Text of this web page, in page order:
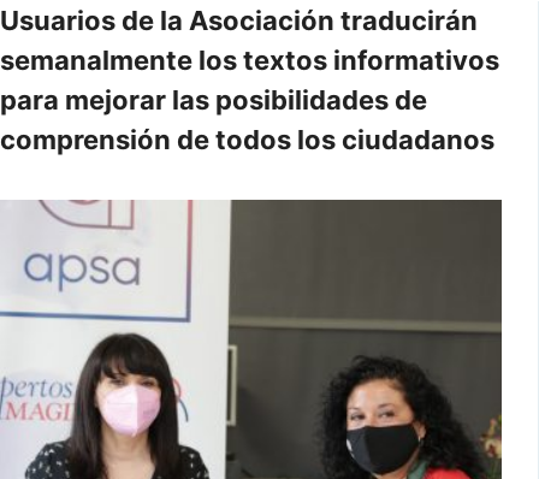
Usuarios de la Asociación traducirán
semanalmente los textos informativos
para mejorar las posibilidades de
comprensión de todos los ciudadanos